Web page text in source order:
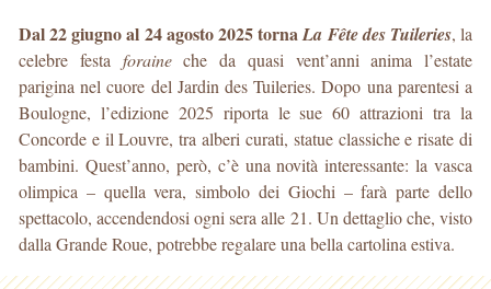
Dal 22 giugno al 24 agosto 2025 tornaLa Fête des Tuileries, la
celebre festa foraineche da quasi vent’anni anima l’estate
parigina nel cuore del Jardin des Tuileries. Dopo una parentesi a
Boulogne, l’edizione 2025 riporta le sue 60 attrazioni tra la
Concorde e il Louvre, tra alberi curati, statue classiche e risate di
bambini. Quest’anno, però, c’è una novità interessante: la vasca
olimpica – quella vera, simbolo dei Giochi – farà parte dello
spettacolo, accendendosi ogni sera alle 21. Un dettaglio che, visto
dalla Grande Roue, potrebbe regalare una bella cartolina estiva.